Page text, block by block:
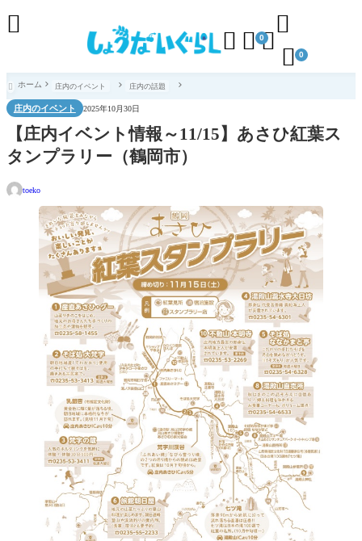
  0

 0

 ホーム 庄内のイベント 庄内の話題
庄内のイベント 2025年10月30日
【庄内イベント情報～11/15】あさひ紅葉ス
タンプラリー（鶴岡市）
toeko